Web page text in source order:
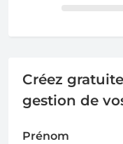
Créez
gestion de
Prénom